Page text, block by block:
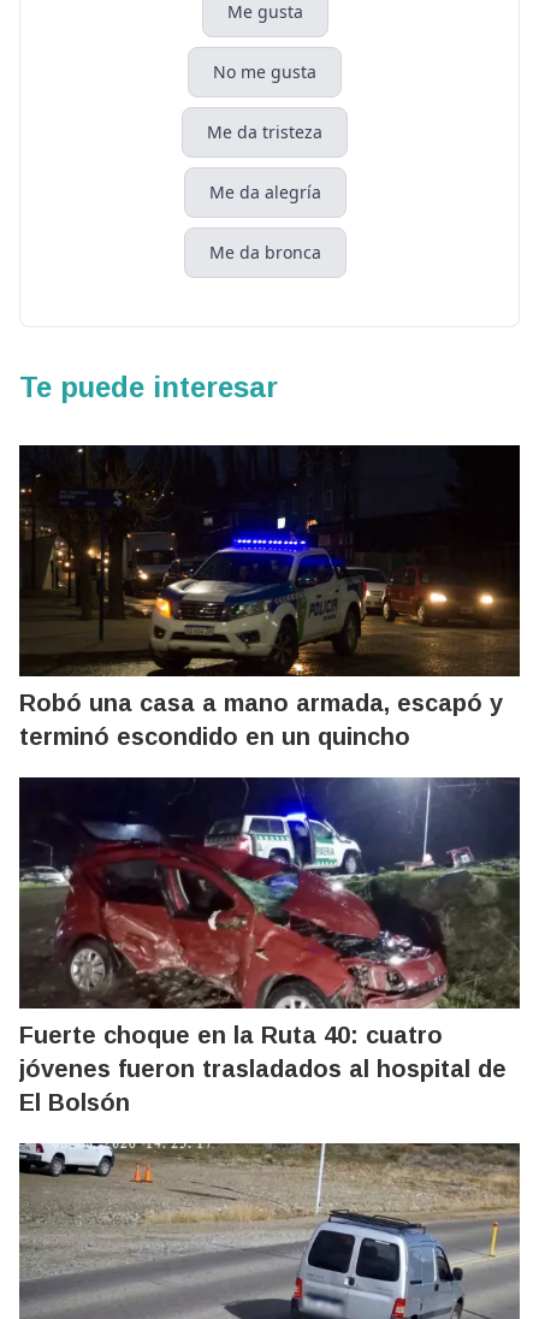
Me gusta
No me gusta
Me da tristeza
Me da alegría
Me da bronca
Te puede interesar
Robó una casa a mano armada, escapó y
terminó escondido en un quincho
Fuerte choque en la Ruta 40: cuatro
jóvenes fueron trasladados al hospital de
El Bolsón